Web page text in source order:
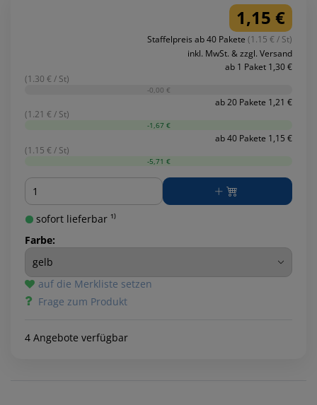
1,15 €
Staffelpreis ab 40 Pakete (1.15 € / St)
inkl. MwSt. & zzgl. Versand
ab 1 Paket 1,30 €
(1.30 € / St)
-0,00 €
ab 20 Pakete 1,21 €
(1.21 € / St)
-1,67 €
ab 40 Pakete 1,15 €
(1.15 € / St)
-5,71 €
Menge
sofort lieferbar ¹⁾
Farbe:
auf die Merkliste setzen
Frage zum Produkt
4 Angebote verfügbar